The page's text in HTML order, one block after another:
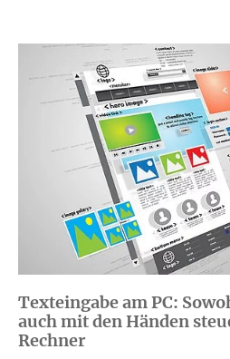
Texteingabe am PC:
auch mit den Händen
Rechner